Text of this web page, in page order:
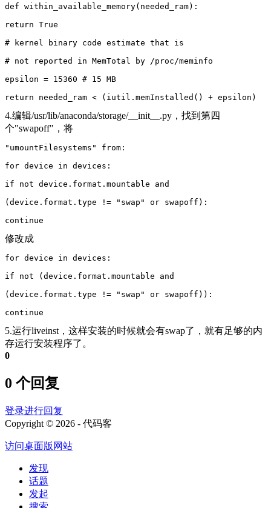
def within_available_memory(needed_ram):
return True
# kernel binary code estimate that is
# not reported in MemTotal by /proc/meminfo
epsilon = 15360 # 15 MB
return needed_ram < (iutil.memInstalled() + epsilon)
4.编辑/usr/lib/anaconda/storage/__init__.py，找到第四
个"swapoff"，将
"umountFilesystems" from:
for device in devices:
if not device.format.mountable and
(device.format.type != "swap" or swapoff):
continue
修改成
for device in devices:
if not (device.format.mountable and
(device.format.type != "swap" or swapoff)):
continue
5.运行liveinst，这样安装的时候就会有swap了，就有足够的内
存运行安装程序了。
0
0 个回复
登录进行回复
Copyright © 2026 - 代码客
访问桌面版网站
发现
话题
发起